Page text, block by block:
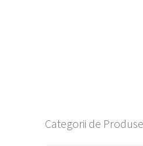
Categorii de Produse